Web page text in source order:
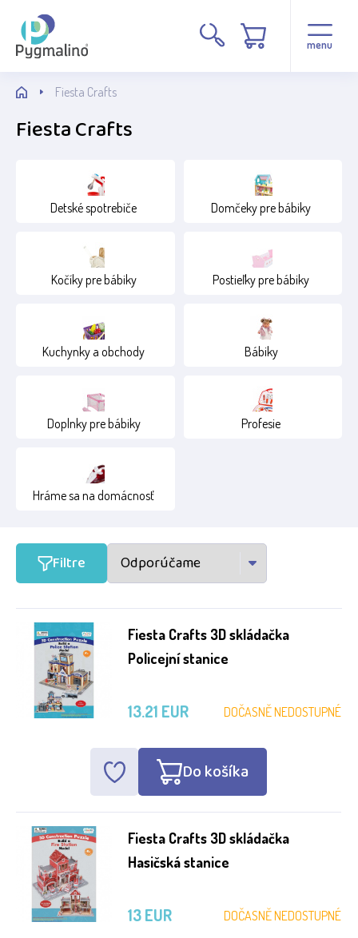
menu
Cena
Běžné zboží
Fiesta Crafts
Fiesta Crafts
Detské spotrebiče Domčeky pre bábiky
Kočíky pre bábiky Postieľky pre bábiky
Kuchynky a obchody Bábiky
Doplnky pre bábiky Profesie
Hráme sa na domácnosť
Filtre
Fiesta Crafts 3D skládačka
Policejní stanice
DOČASNĚ NEDOSTUPNÉ
13.21 EUR
Do košíka
Fiesta Crafts 3D skládačka
Hasičská stanice
DOČASNĚ NEDOSTUPNÉ
13 EUR